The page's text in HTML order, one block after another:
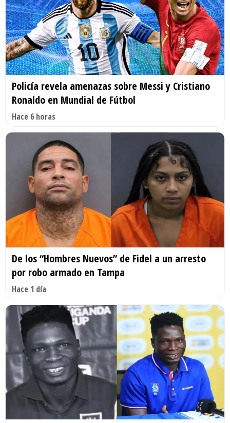
Policía revela amenazas sobre Messi y Cristiano
Ronaldo en Mundial de Fútbol
Hace 6 horas
De los “Hombres Nuevos” de Fidel a un arresto
por robo armado en Tampa
Hace 1 día